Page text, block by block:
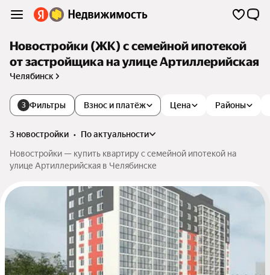
Новостройки (ЖК) с семейной ипотекой
от застройщика на улице Артиллерийская
Челябинск
3 Фильтры Цена
Взнос и платёж Районы
3 новостройки •
по актуальности
Новостройки — купить квартиру с семейной ипотекой на
улице Артиллерийская в Челябинске